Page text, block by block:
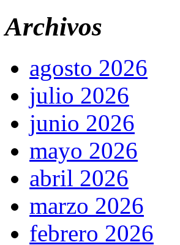
Archivos
agosto 2026
julio 2026
junio 2026
mayo 2026
abril 2026
marzo 2026
febrero 2026